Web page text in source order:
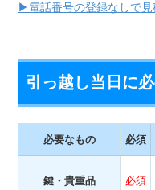
▶電話番号の登録なしで
引っ越し当日に
必要なもの 必須
鍵・貴重品 必須